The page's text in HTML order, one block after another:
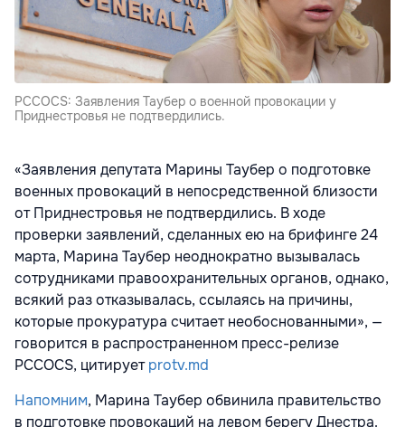
PCCOCS: Заявления Таубер о военной провокации у
Приднестровья не подтвердились.
«Заявления депутата Марины Таубер о подготовке
военных провокаций в непосредственной близости
от Приднестровья не подтвердились. В ходе
проверки заявлений, сделанных ею на брифинге 24
марта, Марина Таубер неоднократно вызывалась
сотрудниками правоохранительных органов, однако,
всякий раз отказывалась, ссылаясь на причины,
которые прокуратура считает необоснованными», —
говорится в распространенном пресс-релизе
PCCOCS, цитируетprotv.md
Напомним, Марина Таубер обвинила правительство
в подготовке провокаций на левом берегу Днестра.